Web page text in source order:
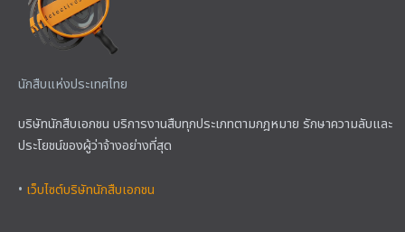
นักสืบแห่งประเทศไทย
บริษัทนักสืบเอกชน บริการงานสืบทุกประเภทตามกฎหมาย รักษาความลับและ
ประโยชน์ของผู้ว่าจ้างอย่างที่สุด
• เว็บไซต์บริษัทนักสืบเอกชน